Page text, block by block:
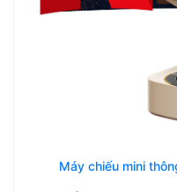
Máy chiếu mini